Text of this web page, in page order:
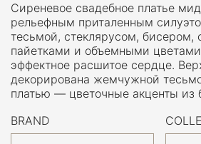
Сиреневое свадебное платье
рельефным приталенным
тесьмой, стеклярусом, бисером,
пайетками и объемными
эффектное расшитое сердце.
декорирована жемчужной
платью — цветочные акценты из
BRAND